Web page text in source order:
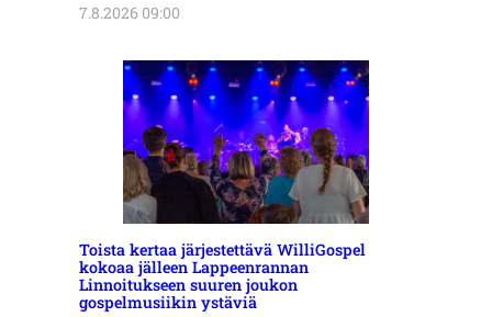
7.8.2026 09:00
Toista kertaa järjestettävä WilliGospel
kokoaa jälleen Lappeenrannan
Linnoitukseen suuren joukon
gospelmusiikin ystäviä